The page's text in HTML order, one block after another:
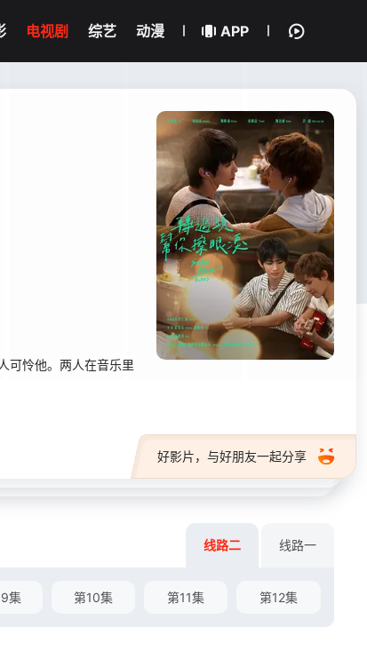
电视剧 综艺 动漫 APP
可怜他。两人在音乐里
好影片，与好朋友一起分享
线路二 线路一
集 第10集 第11集 第12集